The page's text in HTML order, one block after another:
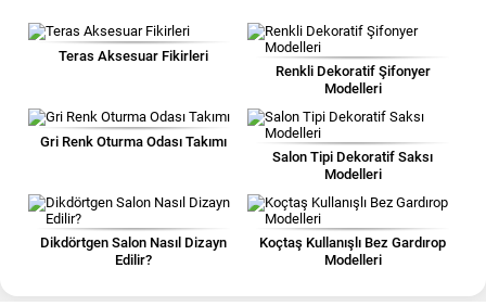
Teras Aksesuar Fikirleri
Renkli Dekoratif Şifonyer
Modelleri
Gri Renk Oturma Odası Takımı
Salon Tipi Dekoratif Saksı
Modelleri
Dikdörtgen Salon Nasıl Dizayn
Edilir?
Koçtaş Kullanışlı Bez Gardırop
Modelleri